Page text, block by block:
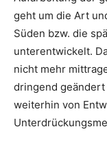
geht um die Art
Süden bzw. die
unterentwickelt.
nicht mehr
dringend
weiterhin von